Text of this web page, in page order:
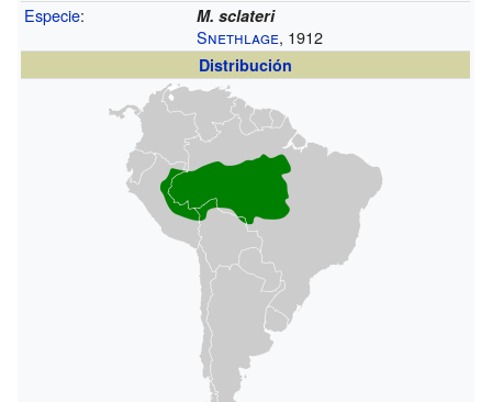
Especie: M. sclateri
Snethlage, 1912
Distribución